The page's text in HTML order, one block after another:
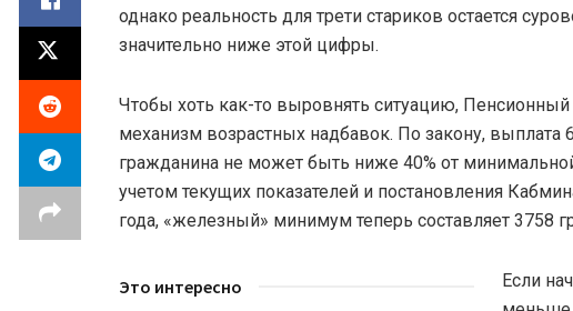
однако реальность для трети стариков остается
значительно ниже этой цифры.
Чтобы хоть как-то выровнять ситуацию, Пенсионный
механизм возрастных надбавок. По закону, выплата
гражданина не может быть ниже 40% от
учетом текущих показателей и постановления
года, «железный» минимум теперь составляет 3758
Это интересно
Если